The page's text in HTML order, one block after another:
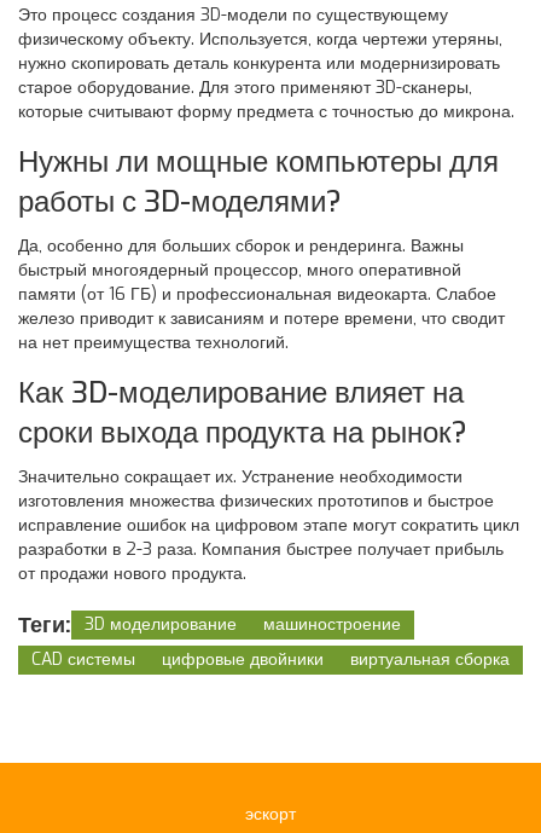
Это процесс создания 3D-модели по существующему
физическому объекту. Используется, когда чертежи утеряны,
нужно скопировать деталь конкурента или модернизировать
старое оборудование. Для этого применяют 3D-сканеры,
которые считывают форму предмета с точностью до микрона.
Нужны ли мощные компьютеры для
работы с 3D-моделями?
Да, особенно для больших сборок и рендеринга. Важны
быстрый многоядерный процессор, много оперативной
памяти (от 16 ГБ) и профессиональная видеокарта. Слабое
железо приводит к зависаниям и потере времени, что сводит
на нет преимущества технологий.
Как 3D-моделирование влияет на
сроки выхода продукта на рынок?
Значительно сокращает их. Устранение необходимости
изготовления множества физических прототипов и быстрое
исправление ошибок на цифровом этапе могут сократить цикл
разработки в 2-3 раза. Компания быстрее получает прибыль
от продажи нового продукта.
Теги: 3D моделирование
машиностроение
CAD системы
цифровые двойники виртуальная сборка
эскорт